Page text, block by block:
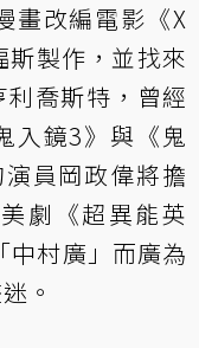
畫改編電影《X
製作，並找來
喬斯特，曾經
入鏡3》與《鬼
員岡政偉將擔
劇《超異能英
中村廣」而廣為
。